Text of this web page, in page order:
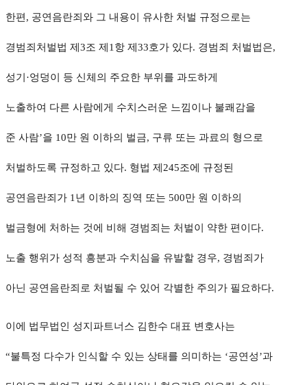
한편, 공연음란죄와 그 내용이 유사한 처벌 규정으로는
경범죄처벌법 제3조 제1항 제33호가 있다. 경범죄 처벌법은,
성기·엉덩이 등 신체의 주요한 부위를 과도하게
노출하여 다른 사람에게 수치스러운 느낌이나 불쾌감을
준 사람’을 10만 원 이하의 벌금, 구류 또는 과료의 형으로
처벌하도록 규정하고 있다. 형법 제245조에 규정된
공연음란죄가 1년 이하의 징역 또는 500만 원 이하의
벌금형에 처하는 것에 비해 경범죄는 처벌이 약한 편이다.
노출 행위가 성적 흥분과 수치심을 유발할 경우, 경범죄가
아닌 공연음란죄로 처벌될 수 있어 각별한 주의가 필요하다.
이에 법무법인 성지파트너스 김한수 대표 변호사는
“불특정 다수가 인식할 수 있는 상태를 의미하는 ‘공연성’과